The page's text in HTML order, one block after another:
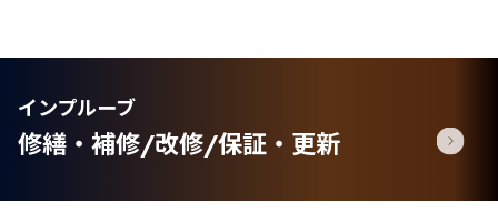
インプルーブ
修繕・補修/改修/保証・更新